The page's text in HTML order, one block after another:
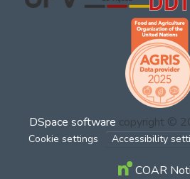
DSpace software copyright ©
Cookie settings Accessibility
COAR